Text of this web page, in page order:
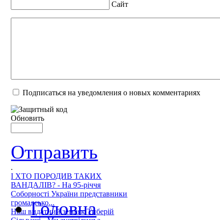
Сайт
Подписаться на уведомления о новых комментариях
Обновить
Отправить
.
І ХТО ПОРОДИВ ТАКИХ
ВАНДАЛІВ? - На 95-річчя
Соборності України представники
громадсько...
Наш видатний земляк Тиберій
Головна